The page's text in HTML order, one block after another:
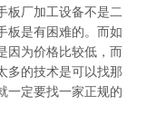
板厂加工设备不是二
板是有困难的。而如
因为价格比较低，而
多的技术是可以找那
一定要找一家正规的